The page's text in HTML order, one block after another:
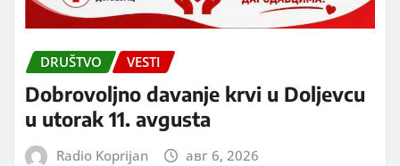
DRUŠTVO VESTI
Dobrovoljno davanje krvi u Doljevcu
u utorak 11. avgusta
Radio Koprijan авг 6, 2026